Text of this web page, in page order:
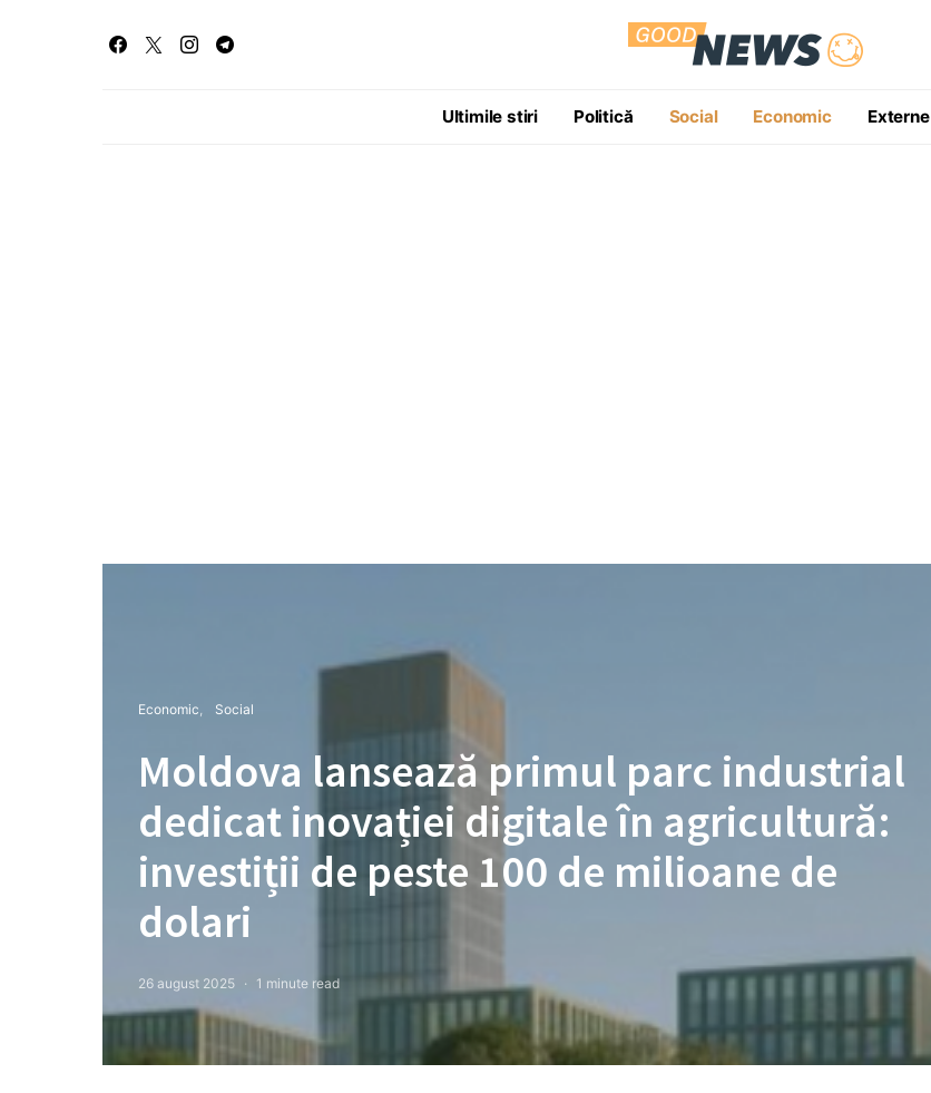
Ultimile stiri Politică Social Economic Externe
Economic Social
Moldova lansează primul parc industrial
dedicat inovației digitale în agricultură:
investiții de peste 100 de milioane de
dolari
26 august 2025 1 minute read